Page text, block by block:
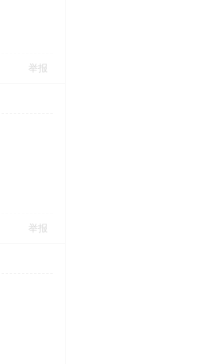
举报
举报